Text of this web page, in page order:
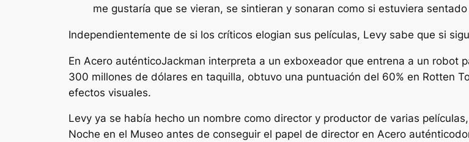
me gustaría que se vieran, se sintieran y sonaran como si estuviera
Independientemente de si los críticos elogian sus películas, Levy sabe que si
En Acero auténticoJackman interpreta a un exboxeador que entrena a un robot
300 millones de dólares en taquilla, obtuvo una puntuación del 60% en Rotten
efectos visuales.
Levy ya se había hecho un nombre como director y productor de varias
Noche en el Museo antes de conseguir el papel de director en Acero auténtico